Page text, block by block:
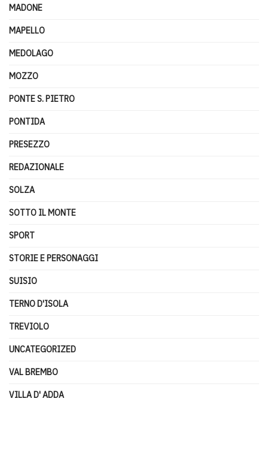
MADONE
MAPELLO
MEDOLAGO
MOZZO
PONTE S. PIETRO
PONTIDA
PRESEZZO
REDAZIONALE
SOLZA
SOTTO IL MONTE
SPORT
STORIE E PERSONAGGI
SUISIO
TERNO D'ISOLA
TREVIOLO
UNCATEGORIZED
VAL BREMBO
VILLA D' ADDA